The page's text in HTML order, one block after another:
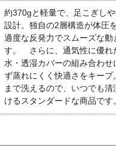
約370gと軽量で、足こぎし
設計。独自の2層構造が体圧
適度な反発力でスムーズな動
す。 さらに、通気性に優れ
水・透湿カバーの組み合わせ
ず蒸れにくく快適さをキープ
まで洗えるので、いつでも
けるスタンダードな商品です。